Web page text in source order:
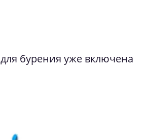
бурения уже включена